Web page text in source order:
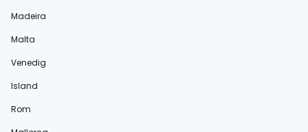
Madeira
Malta
Venedig
Island
Rom